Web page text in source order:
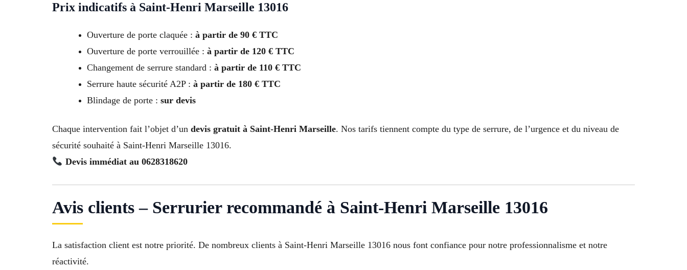
Prix indicatifs à Saint-Henri Marseille 13016
Ouverture de porte claquée : à partir de 90 € TTC
Ouverture de porte verrouillée : à partir de 120 € TTC
Changement de serrure standard : à partir de 110 € TTC
Serrure haute sécurité A2P : à partir de 180 € TTC
Blindage de porte : sur devis
Chaque intervention fait l’objet d’un devis gratuit à Saint-Henri Marseille. Nos tarifs tiennent compte du type de serrure, de l’urgence et du niveau de
sécurité souhaité à Saint-Henri Marseille 13016.
Devis immédiat au 0628318620
Avis clients – Serrurier recommandé à Saint-Henri Marseille 13016
La satisfaction client est notre priorité. De nombreux clients à Saint-Henri Marseille 13016 nous font confiance pour notre professionnalisme et notre
réactivité.